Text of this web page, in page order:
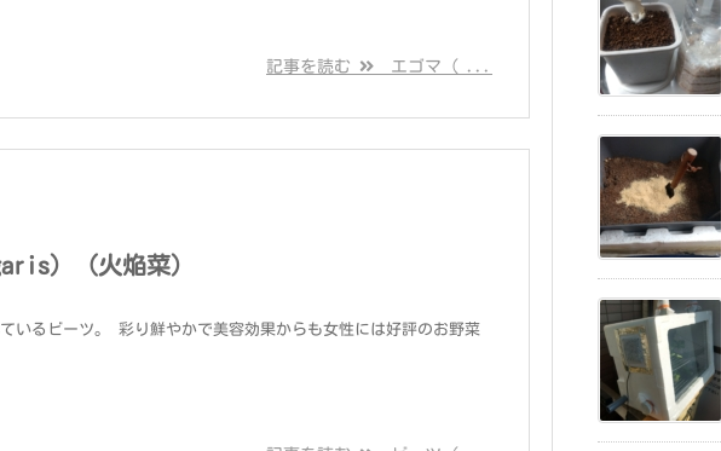
記事を読む エゴマ（ ...
）（火焔菜）
いるビーツ。 彩り鮮やかで美容効果からも女性には好評のお野菜